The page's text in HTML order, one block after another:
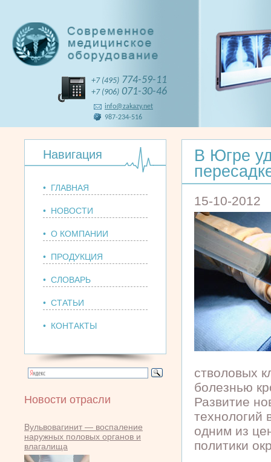
+7 (495) 774-59-11
+7 (906) 071-30-46
info@zakazy.net
987-234-516
Навигация
• ГЛАВНАЯ
• НОВОСТИ
• О КОМПАНИИ
• ПРОДУКЦИЯ
• СЛОВАРЬ
• СТАТЬИ
• КОНТАКТЫ
Новости отрасли
Вульвовагинит — воспаление
наружных половых органов и
влагалища
В Югре
15-10-2012
стволовых
болезнью
Развитие
технологий
одним из
политики